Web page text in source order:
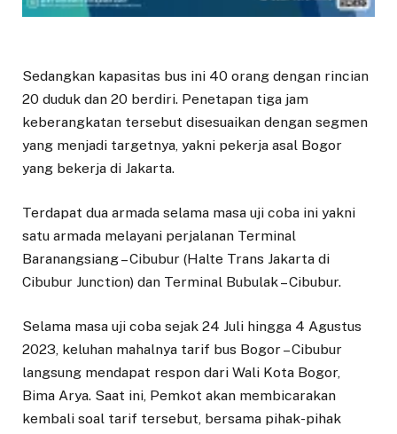
Sedangkan kapasitas bus ini 40 orang dengan rincian
20 duduk dan 20 berdiri. Penetapan tiga jam
keberangkatan tersebut disesuaikan dengan segmen
yang menjadi targetnya, yakni pekerja asal Bogor
yang bekerja di Jakarta.
Terdapat dua armada selama masa uji coba ini yakni
satu armada melayani perjalanan Terminal
Baranangsiang – Cibubur (Halte Trans Jakarta di
Cibubur Junction) dan Terminal Bubulak – Cibubur.
Selama masa uji coba sejak 24 Juli hingga 4 Agustus
2023, keluhan mahalnya tarif bus Bogor – Cibubur
langsung mendapat respon dari Wali Kota Bogor,
Bima Arya. Saat ini, Pemkot akan membicarakan
kembali soal tarif tersebut, bersama pihak-pihak